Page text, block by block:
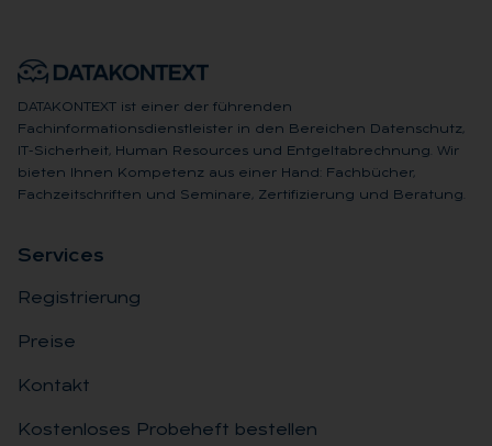
DATAKONTEXT ist einer der führenden
Fachinformationsdienstleister in den Bereichen Datenschutz,
IT-Sicherheit, Human Resources und Entgeltabrechnung. Wir
bieten Ihnen Kompetenz aus einer Hand: Fachbücher,
Fachzeitschriften und Seminare, Zertifizierung und Beratung.
Ser­vices
Registrierung
Preise
Kontakt
Kostenloses Probeheft bestellen